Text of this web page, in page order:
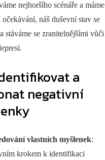
nejhoršího scénáře a máme
náš duševní stav se
stáváme se zranitelnějšími vůči
a
negativní
vlastních myšlenek:
krokem k identifikaci